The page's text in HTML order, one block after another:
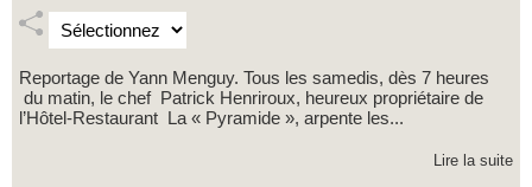
Reportage de Yann Menguy. Tous les samedis, dès 7 heures
du matin, le chef Patrick Henriroux, heureux propriétaire de
l’Hôtel-Restaurant La « Pyramide », arpente les...
Lire la suite